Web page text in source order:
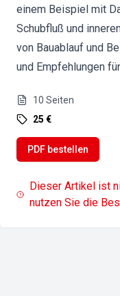
einem Beispiel mit
Schubfluß und
von Bauablauf und
und Empfehlungen
10 Seiten
25 €
PDF bestellen
Dieser Artikel ist
nutzen Sie die